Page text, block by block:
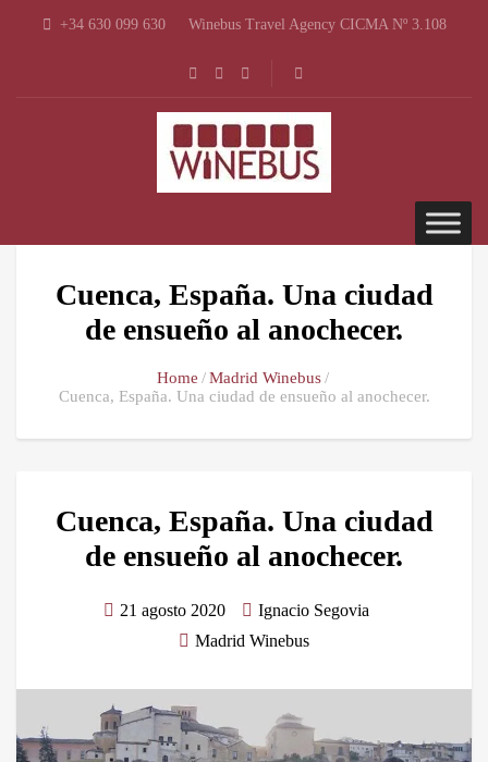
+34 630 099 630 Winebus Travel Agency CICMA Nº 3.108
Cuenca, España. Una ciudad
de ensueño al anochecer.
Home
Madrid Winebus
Cuenca, España. Una ciudad de ensueño al anochecer.
Cuenca, España. Una ciudad
de ensueño al anochecer.
21 agosto 2020
Ignacio Segovia
Madrid Winebus